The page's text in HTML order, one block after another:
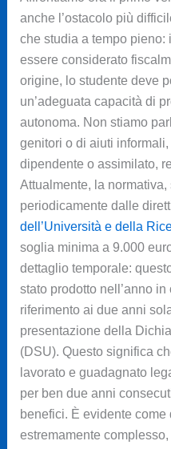
anche l’ostacolo più
che studia a tempo
essere considerato
origine, lo studente deve
un’adeguata capacità di
autonoma. Non stiamo
genitori o di aiuti
dipendente o assimilato,
Attualmente, la
periodicamente dalle
dell’Università e della
soglia minima a 9.000
dettaglio temporale:
stato prodotto nell’anno
riferimento ai due anni
presentazione della
(DSU). Questo significa
lavorato e guadagnato
per ben due anni
benefici. È evidente
estremamente